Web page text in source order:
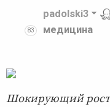
83
padolski3
медицина
Шокирующий рост